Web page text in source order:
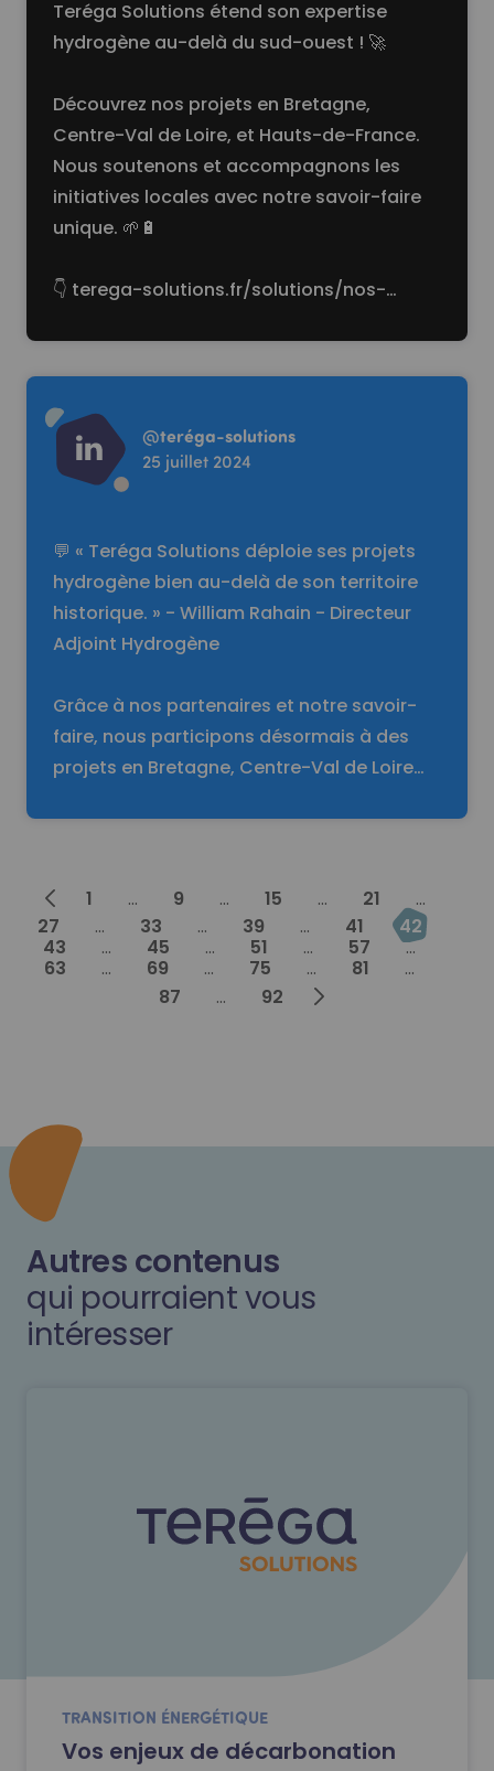
Teréga Solutions étend son expertise
hydrogène au-delà du sud-ouest ! 🚀
Découvrez nos projets en Bretagne,
Centre-Val de Loire, et Hauts-de-France.
Nous soutenons et accompagnons les
initiatives locales avec notre savoir-faire
unique. 🌱🔋
👇 terega-solutions.fr/solutions/nos-…
Read more
@teréga-solutions
25 juillet 2024
💬 « Teréga Solutions déploie ses projets
hydrogène bien au-delà de son territoire
historique. » - William Rahain - Directeur
Adjoint Hydrogène
Grâce à nos partenaires et notre savoir-
faire, nous participons désormais à des
projets en Bretagne, Centre-Val de Loire…
Prev 1 ... 9 ... 15 ... 21
...
27
... 33 ... 39 ... 41
42
43
... 45 ... 51 ... 57
...
63
... 69 ... 75 ... 81
...
87
... 92 Next
Autres contenus
qui pourraient vous
intéresser
TRANSITION ÉNERGÉTIQUE
Vos enjeux de décarbonation